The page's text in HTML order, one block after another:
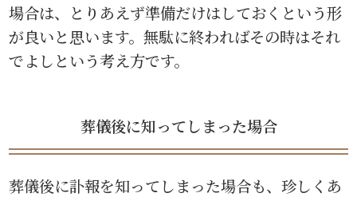
場合は、とりあえず準備だけはしておくという形
が良いと思います。無駄に終わればその時はそれ
でよしという考え方です。
葬儀後に知ってしまった場合
葬儀後に訃報を知ってしまった場合も、珍しくあ